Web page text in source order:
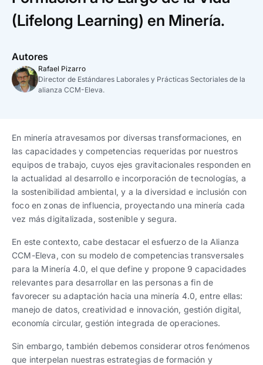
Trabaja con nosotros
Ver todas
Español
Ver todas
Español
progresivos de gestión
(Lifelong Learning) en Minería.
Autores
Rafael Pizarro
Director de Estándares Laborales y Prácticas Sectoriales de la
alianza CCM-Eleva.
En minería atravesamos por diversas transformaciones, en
las capacidades y competencias requeridas por nuestros
equipos de trabajo, cuyos ejes gravitacionales responden en
la actualidad al desarrollo e incorporación de tecnologías, a
la sostenibilidad ambiental, y a la diversidad e inclusión con
foco en zonas de influencia, proyectando una minería cada
vez más digitalizada, sostenible y segura.
En este contexto, cabe destacar el esfuerzo de la Alianza
CCM-Eleva, con su modelo de competencias transversales
para la Minería 4.0, el que define y propone 9 capacidades
relevantes para desarrollar en las personas a fin de
favorecer su adaptación hacia una minería 4.0, entre ellas:
manejo de datos, creatividad e innovación, gestión digital,
economía circular, gestión integrada de operaciones.
Sin embargo, también debemos considerar otros fenómenos
que interpelan nuestras estrategias de formación y